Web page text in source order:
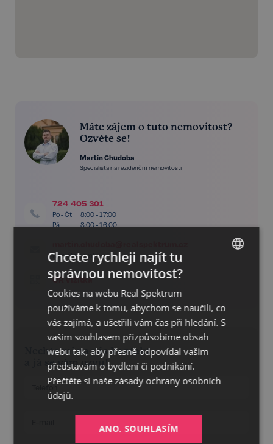
Máte zájem o tuto nemovitost?
Ozvěte se!
Martin Chudoba
Specialista na rezidenční nemovitosti
724 405 301
Po - Čt
8:00 - 17:00
Pá
8:00 - 16:00
Napište nám!
QR vizitka
Nechte mi na vás kontakt
a já se vám ozvu!
Chcete rychleji najít tu
správnou nemovitost?
Cookies na webu Real Spektrum
používáme k tomu, abychom se naučili, co
vás zajímá, a ušetřili vám čas při hledání. S
vaším souhlasem přizpůsobíme obsah
webu tak, aby přesně odpovídal vašim
představám o bydlení či podnikání.
Přečtěte si naše zásady ochrany osobních
údajů.
ANO, SOUHLASÍM